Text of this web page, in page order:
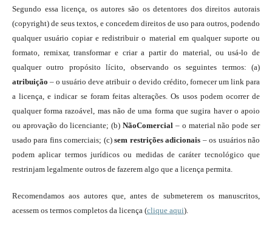
Segundo essa licença, os autores são os detentores dos direitos autorais
(copyright) de seus textos, e concedem direitos de uso para outros, podendo
qualquer usuário copiar e redistribuir o material em qualquer suporte ou
formato, remixar, transformar e criar a partir do material, ou usá-lo de
qualquer outro propósito lícito, observando os seguintes termos: (a)
atribuição – o usuário deve atribuir o devido crédito, fornecer um link para
a licença, e indicar se foram feitas alterações. Os usos podem ocorrer de
qualquer forma razoável, mas não de uma forma que sugira haver o apoio
ou aprovação do licenciante; (b)NãoComercial – o material não pode ser
usado para fins comerciais; (c)sem restrições adicionais – os usuários não
podem aplicar termos jurídicos ou medidas de caráter tecnológico que
restrinjam legalmente outros de fazerem algo que a licença permita.
Recomendamos aos autores que, antes de submeterem os manuscritos,
acessem os termos completos da licença (clique aqui).